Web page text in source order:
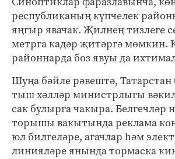
республиканың күпчелек
яңгыр явачак. Җилнең тизлеге
метрга кадәр җитәргә мөмкин.
районнарда боз явуы да
Шуңа бәйле рәвештә, Татарстан
тыш хәлләр министрлыгы
сак булырга чакыра. Белгечләр
торышы вакытында реклама
юл билгеләре, агачлар һәм
линияләре янында тормаска